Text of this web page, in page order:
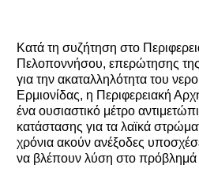
Κατά τη συζήτηση στο
Πελοποννήσου, επερώτησης
για την ακαταλληλότητα του
Ερμιονίδας, η Περιφερειακή
ένα ουσιαστικό μέτρο
κατάστασης για τα λαϊκά
χρόνια ακούν ανέξοδες
να βλέπουν λύση στο πρόβλημά